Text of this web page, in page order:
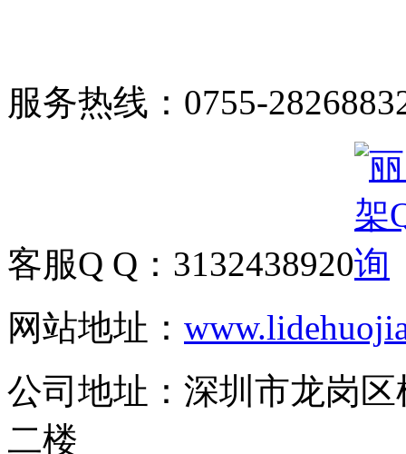
服务热线： 0755-
客服Q Q： 3132438920
网站地址：
公司地址： 深圳市龙岗
二楼